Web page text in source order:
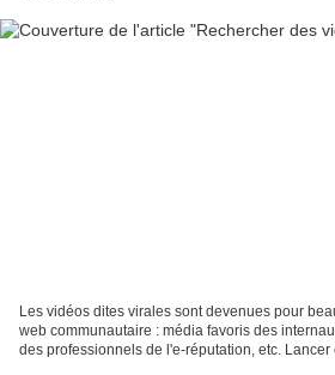
Les vidéos dites virales sont devenues pour
web communautaire : média favoris des
des professionnels de l'e-réputation, etc. Lancer